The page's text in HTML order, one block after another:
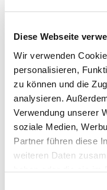
Diese Webseite
Wir verwenden
personalisieren,
zu können und die
analysieren.
Verwendung unserer
soziale Medien,
Partner führen diese
weiteren Daten
28.10.2026
28.10.2026
Themen finden,
13.11.2026
Eigene Website mit